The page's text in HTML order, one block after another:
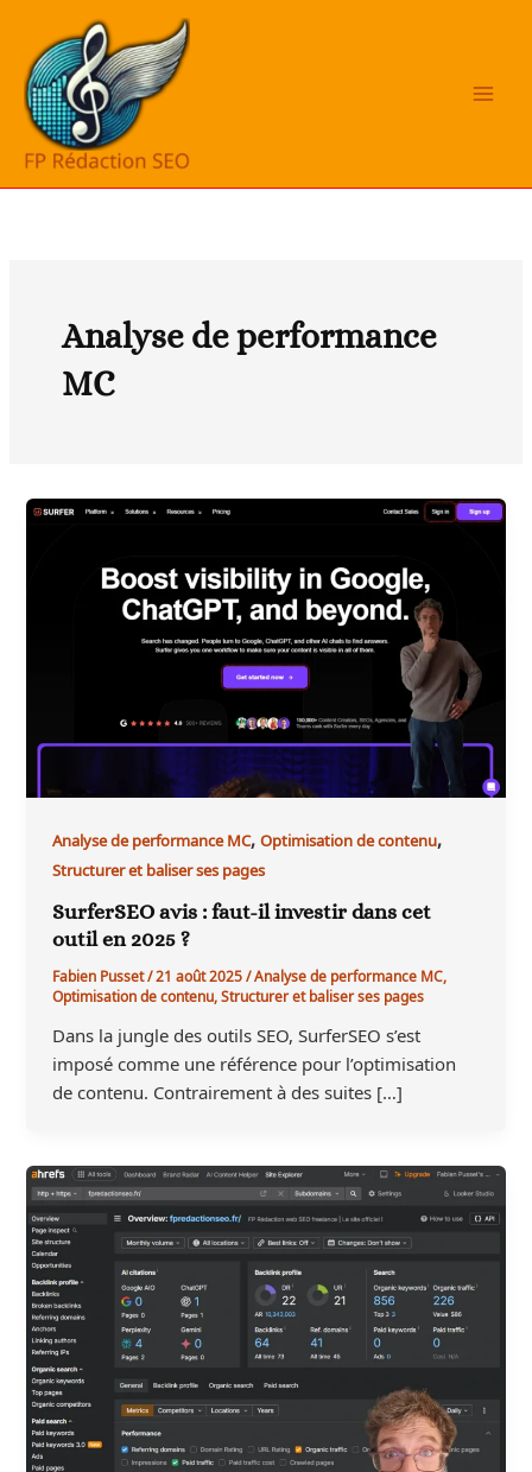
contenu
Analyse de performance
MC
Analyse de performance MC,Optimisation de contenu,
Structurer et baliser ses pages
SurferSEO avis : faut-il investir dans cet
outil en 2025 ?
Fabien Pusset/21 août 2025/Analyse de performance MC,
Optimisation de contenu,Structurer et baliser ses pages
Dans la jungle des outils SEO, SurferSEO s’est
imposé comme une référence pour l’optimisation
de contenu. Contrairement à des suites […]